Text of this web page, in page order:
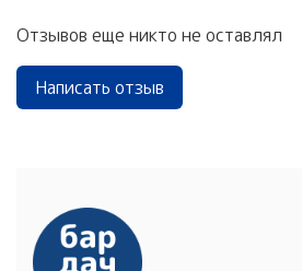
Отзывов еще никто не оставлял
Написать отзыв